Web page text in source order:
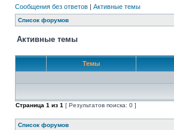
Сообщения без ответов | Активные темы
Список форумов
Активные темы
Темы
Страница 1 из 1 [ Результатов поиска: 0 ]
Список форумов